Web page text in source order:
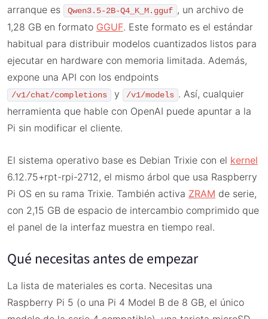
arranque es
Qwen3.5-2B-Q4_K_M.gguf , un archivo de
1,28 GB en formato GGUF. Este formato es el estándar
habitual para distribuir modelos cuantizados listos para
ejecutar en hardware con memoria limitada. Además,
expone una API con los endpoints
/v1/chat/completions y /v1/models . Así, cualquier
herramienta que hable con OpenAI puede apuntar a la
Pi sin modificar el cliente.
El sistema operativo base es Debian Trixie con el kernel
6.12.75+rpt-rpi-2712, el mismo árbol que usa Raspberry
Pi OS en su rama Trixie. También activa ZRAM de serie,
con 2,15 GB de espacio de intercambio comprimido que
el panel de la interfaz muestra en tiempo real.
Qué necesitas antes de empezar
La lista de materiales es corta. Necesitas una
Raspberry Pi 5 (o una Pi 4 Model B de 8 GB, el único